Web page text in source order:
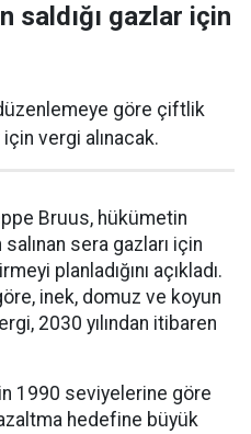
saldığı gazlar için
göre çiftlik
için vergi alınacak.
Bruus, hükümetin
sera gazları için
planladığını açıkladı.
inek, domuz ve koyun
2030 yılından itibaren
1990 seviyelerine göre
hedefine büyük